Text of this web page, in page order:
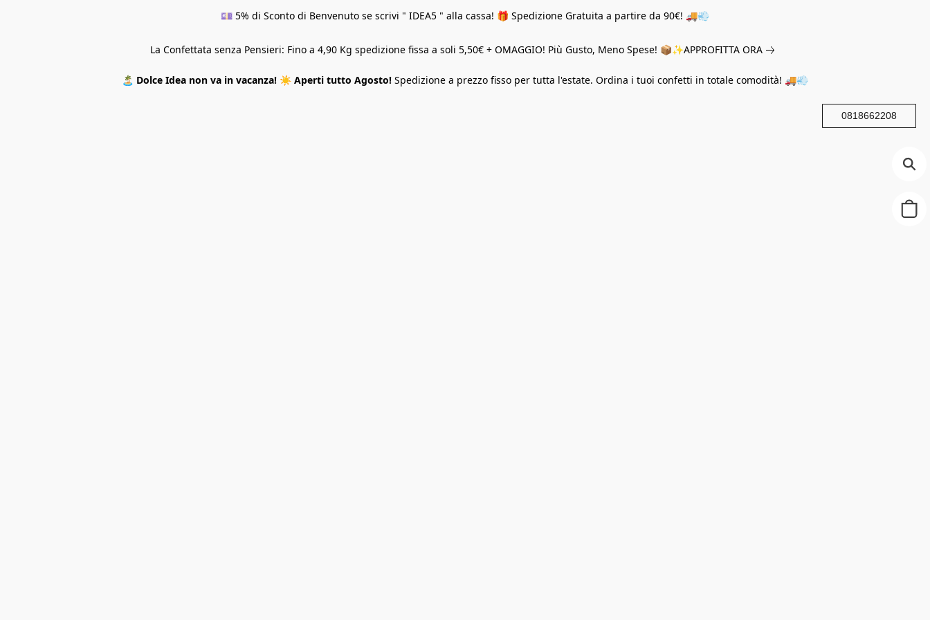
💷 5% di Sconto di Benvenuto se scrivi " IDEA5 " alla cassa! 🎁 Spedizione Gratuita a partire da 90€! 🚚💨
La Confettata senza Pensieri: Fino a 4,90 Kg spedizione fissa a soli 5,50€ + OMAGGIO! Più Gusto, Meno Spese! 📦✨APPROFITTA ORA
🏝️ Dolce Idea non va in vacanza! ☀️ Aperti tutto Agosto! Spedizione a prezzo fisso per tutta l'estate. Ordina i tuoi confetti in totale comodità! 🚚💨
0818662208